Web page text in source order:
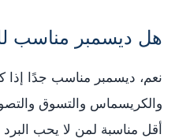
هل ديسمبر مناسب
نعم، ديسمبر مناسب جدًا إذا
والكريسماس والتسوق
أقل مناسبة لمن لا يحب